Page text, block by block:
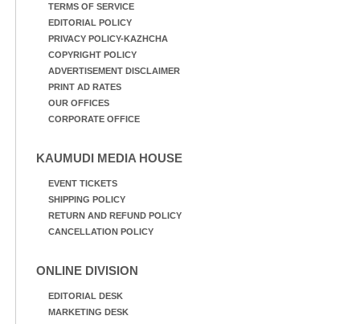
TERMS OF SERVICE
EDITORIAL POLICY
PRIVACY POLICY-KAZHCHA
COPYRIGHT POLICY
ADVERTISEMENT DISCLAIMER
PRINT AD RATES
OUR OFFICES
CORPORATE OFFICE
KAUMUDI MEDIA HOUSE
EVENT TICKETS
SHIPPING POLICY
RETURN AND REFUND POLICY
CANCELLATION POLICY
ONLINE DIVISION
EDITORIAL DESK
MARKETING DESK